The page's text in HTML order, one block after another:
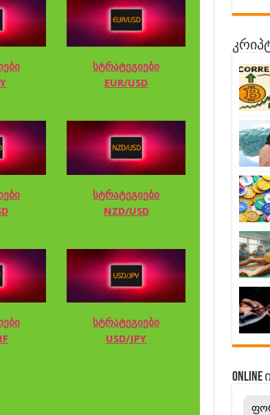
სტრატეგიები
EUR/USD
სტრატეგიები
NZD/USD
სტრატეგიები
USD/JPY